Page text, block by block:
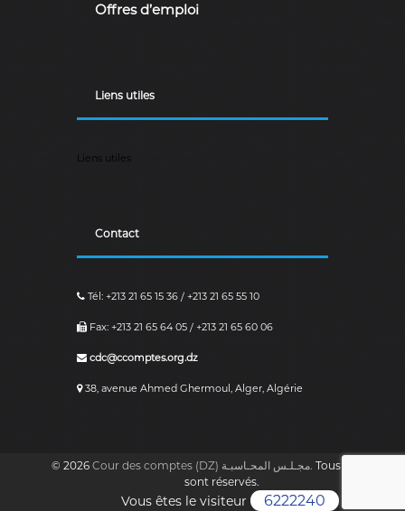
Offres d’emploi
Liens utiles
Liens utiles
Contact
Tél: +213 21 65 15 36 / +213 21 65 55 10
Fax: +213 21 65 64 05 / +213 21 65 60 06
cdc@ccomptes.org.dz
38, avenue Ahmed Ghermoul, Alger, Algérie
© 2026 Cour des comptes (DZ) مجـلـس المحـاسبـة. Tous les droits
sont réservés.
Vous êtes le visiteur 6222240